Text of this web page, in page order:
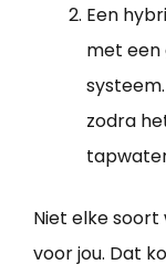
Een
met een
zodra
Niet elke
voor jou. Dat